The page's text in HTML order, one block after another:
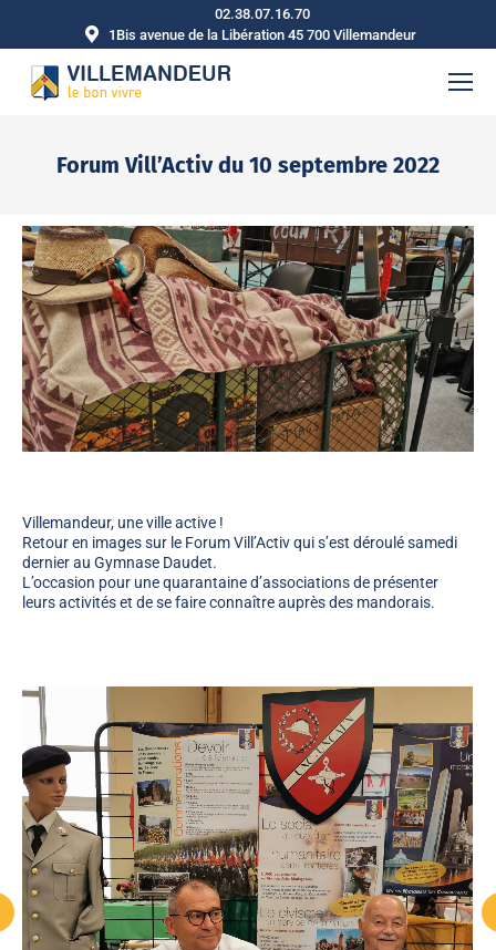
02.38.07.16.70
1Bis avenue de la Libération 45 700 Villemandeur
Forum Vill’Activ du 10 septembre 2022
Villemandeur, une ville active !
Retour en images sur le Forum Vill’Activ qui s’est déroulé samedi
dernier au Gymnase Daudet.
L’occasion pour une quarantaine d’associations de présenter
leurs activités et de se faire connaître auprès des mandorais.